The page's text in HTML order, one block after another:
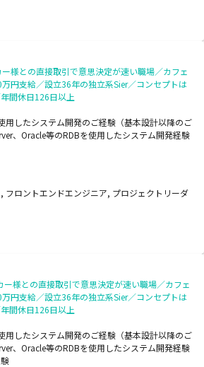
ー様との直接取引で意思決定が速い職場／カフェ
円支給／設立36年の独立系Sier／コンセプトは
間休日126日以上
用したシステム開発のご経験（基本設計以降のご
、Oracle等のRDBを使用したシステム開発経験
フロントエンドエンジニア, プロジェクトリーダ
ー様との直接取引で意思決定が速い職場／カフェ
円支給／設立36年の独立系Sier／コンセプトは
間休日126日以上
用したシステム開発のご経験（基本設計以降のご
、Oracle等のRDBを使用したシステム開発経験